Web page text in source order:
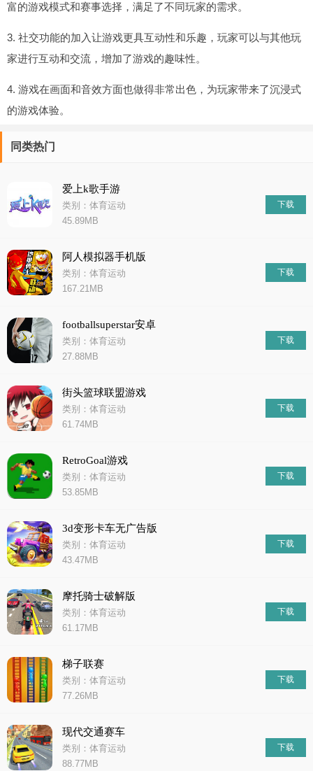
富的游戏模式和赛事选择，满足了不同玩家的需求。
3. 社交功能的加入让游戏更具互动性和乐趣，玩家可以与其他玩
家进行互动和交流，增加了游戏的趣味性。
4. 游戏在画面和音效方面也做得非常出色，为玩家带来了沉浸式
的游戏体验。
同类热门
爱上k歌手游
类别：体育运动
45.89MB
下载
阿人模拟器手机版
类别：体育运动
167.21MB
下载
footballsuperstar安卓
类别：体育运动
27.88MB
下载
街头篮球联盟游戏
类别：体育运动
61.74MB
下载
RetroGoal游戏
类别：体育运动
53.85MB
下载
3d变形卡车无广告版
类别：体育运动
43.47MB
下载
摩托骑士破解版
类别：体育运动
61.17MB
下载
梯子联赛
类别：体育运动
77.26MB
下载
现代交通赛车
类别：体育运动
88.77MB
下载